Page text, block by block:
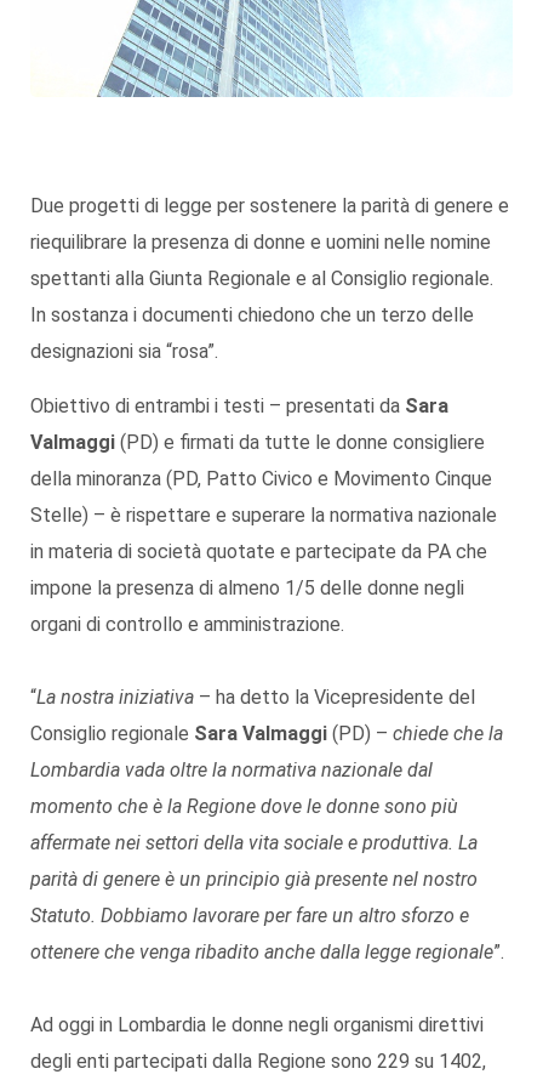
Due progetti di legge per sostenere la parità di genere e
riequilibrare la presenza di donne e uomini nelle nomine
spettanti alla Giunta Regionale e al Consiglio regionale.
In sostanza i documenti chiedono che un terzo delle
designazioni sia “rosa”.
Obiettivo di entrambi i testi – presentati da Sara
Valmaggi (PD) e firmati da tutte le donne consigliere
della minoranza (PD, Patto Civico e Movimento Cinque
Stelle) – è rispettare e superare la normativa nazionale
in materia di società quotate e partecipate da PA che
impone la presenza di almeno 1/5 delle donne negli
organi di controllo e amministrazione.
“La nostra iniziativa – ha detto la Vicepresidente del
Consiglio regionale Sara Valmaggi (PD) – chiede che la
Lombardia vada oltre la normativa nazionale dal
momento che è la Regione dove le donne sono più
affermate nei settori della vita sociale e produttiva. La
parità di genere è un principio già presente nel nostro
Statuto. Dobbiamo lavorare per fare un altro sforzo e
ottenere che venga ribadito anche dalla legge regionale”.
Ad oggi in Lombardia le donne negli organismi direttivi
degli enti partecipati dalla Regione sono 229 su 1402,